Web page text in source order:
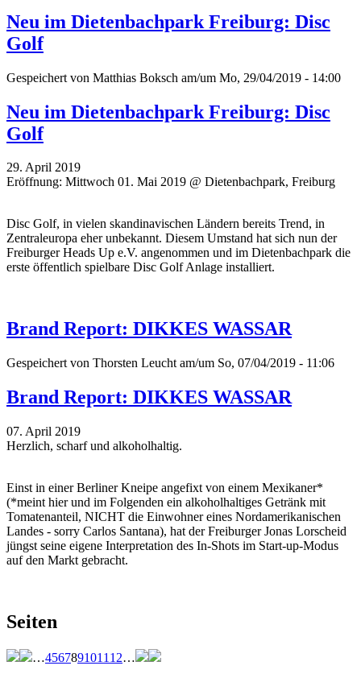
Neu im Dietenbachpark Freiburg: Disc
Golf
Gespeichert von Matthias Boksch am/um Mo, 29/04/2019 - 14:00
Neu im Dietenbachpark Freiburg: Disc
Golf
29. April 2019
Eröffnung: Mittwoch 01. Mai 2019 @ Dietenbachpark, Freiburg
Disc Golf, in vielen skandinavischen Ländern bereits Trend, in
Zentraleuropa eher unbekannt. Diesem Umstand hat sich nun der
Freiburger Heads Up e.V. angenommen und im Dietenbachpark die
erste öffentlich spielbare Disc Golf Anlage installiert.
Brand Report: DIKKES WASSAR
Gespeichert von Thorsten Leucht am/um So, 07/04/2019 - 11:06
Brand Report: DIKKES WASSAR
07. April 2019
Herzlich, scharf und alkoholhaltig.
Einst in einer Berliner Kneipe angefixt von einem Mexikaner*
(*meint hier und im Folgenden ein alkoholhaltiges Getränk mit
Tomatenanteil, NICHT die Einwohner eines Nordamerikanischen
Landes - sorry Carlos Santana), hat der Freiburger Jonas Lorscheid
jüngst seine eigene Interpretation des In-Shots im Start-up-Modus
auf den Markt gebracht.
Seiten
…4567891011 12…